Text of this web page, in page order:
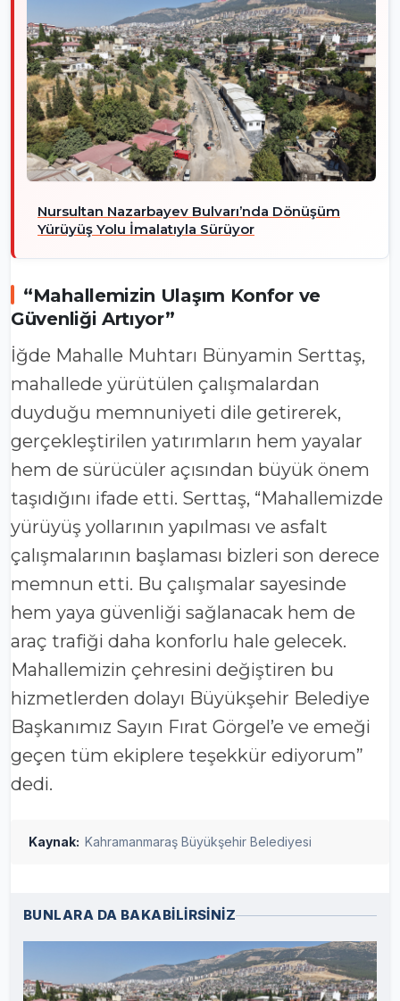
Nursultan Nazarbayev Bulvarı’nda Dönüşüm
Yürüyüş Yolu İmalatıyla Sürüyor
“Mahallemizin Ulaşım Konfor ve
Güvenliği Artıyor”
İğde Mahalle Muhtarı Bünyamin Serttaş,
mahallede yürütülen çalışmalardan
duyduğu memnuniyeti dile getirerek,
gerçekleştirilen yatırımların hem yayalar
hem de sürücüler açısından büyük önem
taşıdığını ifade etti. Serttaş, “Mahallemizde
yürüyüş yollarının yapılması ve asfalt
çalışmalarının başlaması bizleri son derece
memnun etti. Bu çalışmalar sayesinde
hem yaya güvenliği sağlanacak hem de
araç trafiği daha konforlu hale gelecek.
Mahallemizin çehresini değiştiren bu
hizmetlerden dolayı Büyükşehir Belediye
Başkanımız Sayın Fırat Görgel’e ve emeği
geçen tüm ekiplere teşekkür ediyorum”
dedi.
Kaynak: Kahramanmaraş Büyükşehir Belediyesi
BUNLARA DA BAKABİLİRSİNİZ